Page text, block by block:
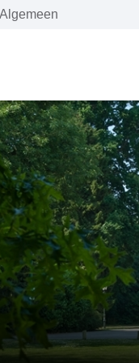
Algemeen